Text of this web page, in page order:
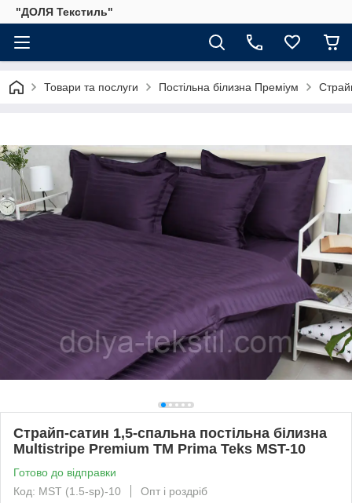
"ДОЛЯ Текстиль"
Товари та послуги Постільна білизна Преміум
Страйп-сатин 1,5-спальна постільна білизна
Multistripe Premium ТМ Prima Teks MST-10
Готово до відправки
Код: MST (1.5-sp)-10
Опт і роздріб